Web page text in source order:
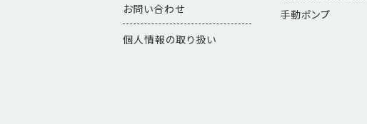
お問い合わせ
個人情報の取り扱い
手動ポンプ